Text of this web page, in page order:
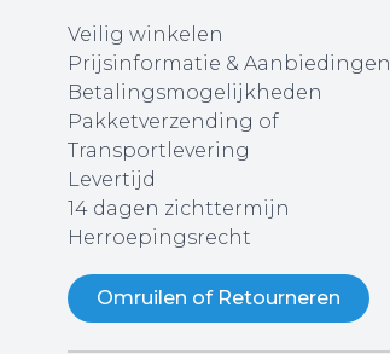
Veilig winkelen
Prijsinformatie & Aanbiedingen
Betalingsmogelijkheden
Pakketverzending of
Transportlevering
Levertijd
14 dagen zichttermijn
Herroepingsrecht
Omruilen of Retourneren